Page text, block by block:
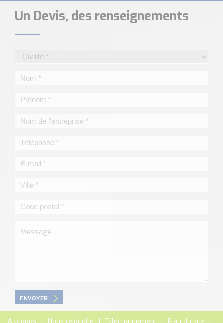
Un Devis, des renseignements
ENVOYER
A propos Nous rejoindre Téléchargement Plan du site